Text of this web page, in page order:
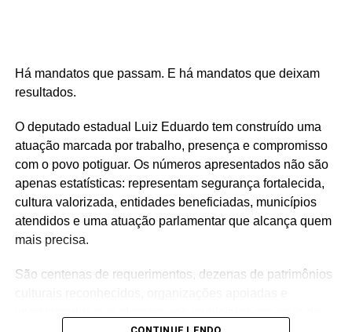
Há mandatos que passam. E há mandatos que deixam
resultados.
O deputado estadual Luiz Eduardo tem construído uma
atuação marcada por trabalho, presença e compromisso
com o povo potiguar. Os números apresentados não são
apenas estatísticas: representam segurança fortalecida,
cultura valorizada, entidades beneficiadas, municípios
atendidos e uma atuação parlamentar que alcança quem
mais precisa.
São centenas de requerimentos, dezenas de patrimônios